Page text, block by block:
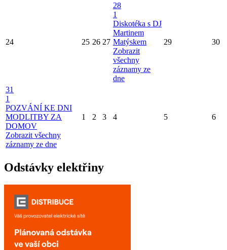
24 25 26 27
28
1
Diskotéka s DJ
Martinem
Matýskem
Zobrazit
všechny
záznamy ze
dne
29 30
31
1
POZVÁNÍ KE DNI
MODLITBY ZA
DOMOV
Zobrazit všechny
záznamy ze dne
1 2 3 4 5 6
Odstávky elektřiny